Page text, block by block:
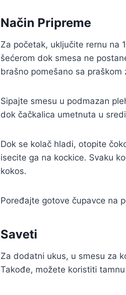
Način Pripreme
Za početak, uključite rernu na
šećerom dok smesa ne
brašno pomešano sa
Sipajte smesu u podmazan
dok čačkalica umetnuta u
Dok se kolač hladi, otopite
isecite ga na kockice. Svaku
kokos.
Poređajte gotove čupavce na
Saveti
Za dodatni ukus, u smesu za
Takođe, možete koristiti